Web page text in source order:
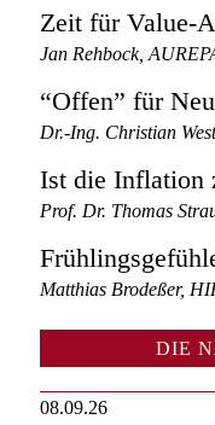
Zeit für Value-
Jan Rehbock,
“Offen” für
Dr.-Ing. Christian
Ist die Inflation
Prof. Dr. Thomas
Matthias Brodeßer,
DIE
08.09.26